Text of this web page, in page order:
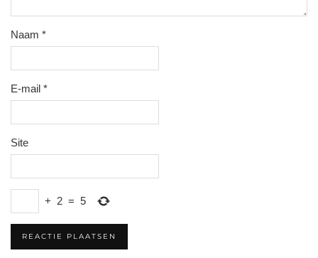
Naam *
E-mail *
Site
+ 2 = 5